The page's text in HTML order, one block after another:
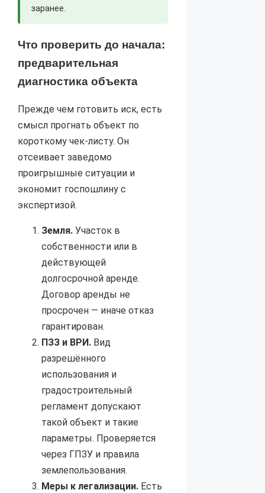
заранее.
Что проверить до начала:
предварительная
диагностика объекта
Прежде чем готовить иск, есть
смысл прогнать объект по
короткому чек-листу. Он
отсеивает заведомо
проигрышные ситуации и
экономит госпошлину с
экспертизой.
Земля. Участок в
собственности или в
действующей
долгосрочной аренде.
Договор аренды не
просрочен — иначе отказ
гарантирован.
ПЗЗ и ВРИ. Вид
разрешённого
использования и
градостроительный
регламент допускают
такой объект и такие
параметры. Проверяется
через ГПЗУ и правила
землепользования.
Меры к легализации. Есть